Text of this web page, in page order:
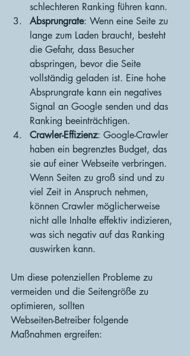
schlechteren Ranking führen kann.
Absprungrate: Wenn eine Seite zu
lange zum Laden braucht, besteht
die Gefahr, dass Besucher
abspringen, bevor die Seite
vollständig geladen ist. Eine hohe
Absprungrate kann ein negatives
Signal an Google senden und das
Ranking beeinträchtigen.
Crawler-Effizienz: Google-Crawler
haben ein begrenztes Budget, das
sie auf einer Webseite verbringen.
Wenn Seiten zu groß sind und zu
viel Zeit in Anspruch nehmen,
können Crawler möglicherweise
nicht alle Inhalte effektiv indizieren,
was sich negativ auf das Ranking
auswirken kann.
Um diese potenziellen Probleme zu
vermeiden und die Seitengröße zu
optimieren, sollten
Webseiten-Betreiber folgende
Maßnahmen ergreifen: